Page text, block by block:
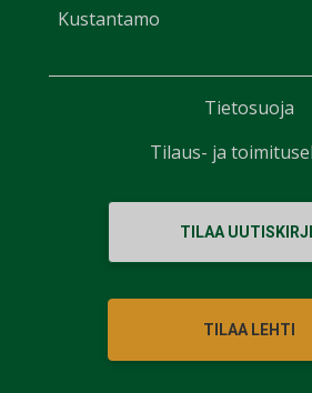
Kustantamo
TILAA
TILAA LEHTI
Tietosuoja
Tilaus- ja